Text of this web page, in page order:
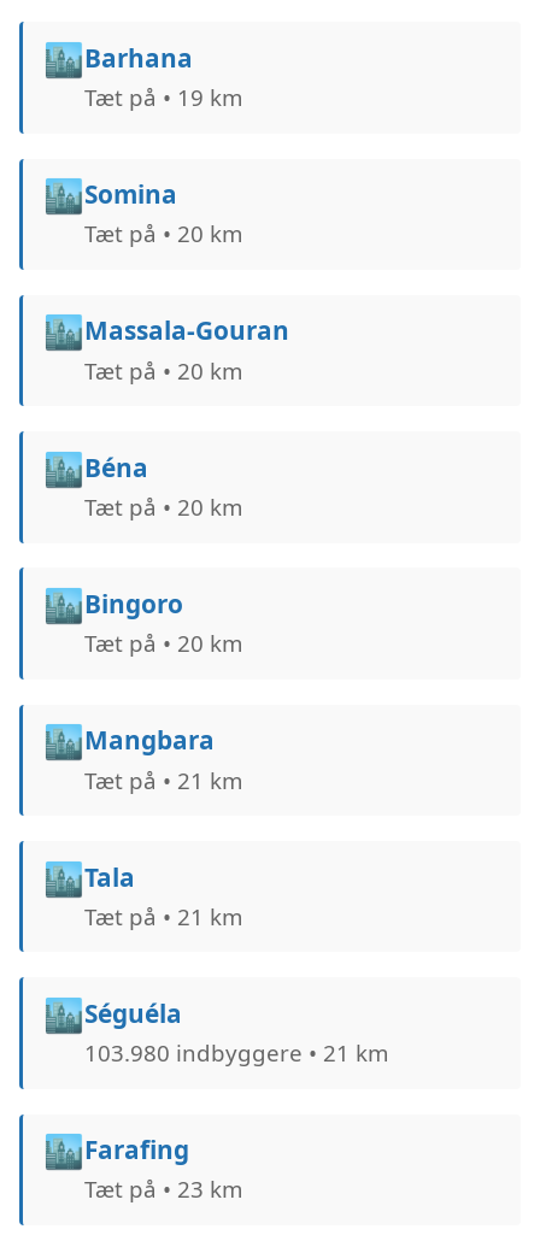
🏙️Barhana
Tæt på • 19 km
🏙️Somina
Tæt på • 20 km
🏙️Massala-Gouran
Tæt på • 20 km
🏙️Béna
Tæt på • 20 km
🏙️Bingoro
Tæt på • 20 km
🏙️Mangbara
Tæt på • 21 km
🏙️Tala
Tæt på • 21 km
🏙️Séguéla
103.980 indbyggere • 21 km
🏙️Farafing
Tæt på • 23 km